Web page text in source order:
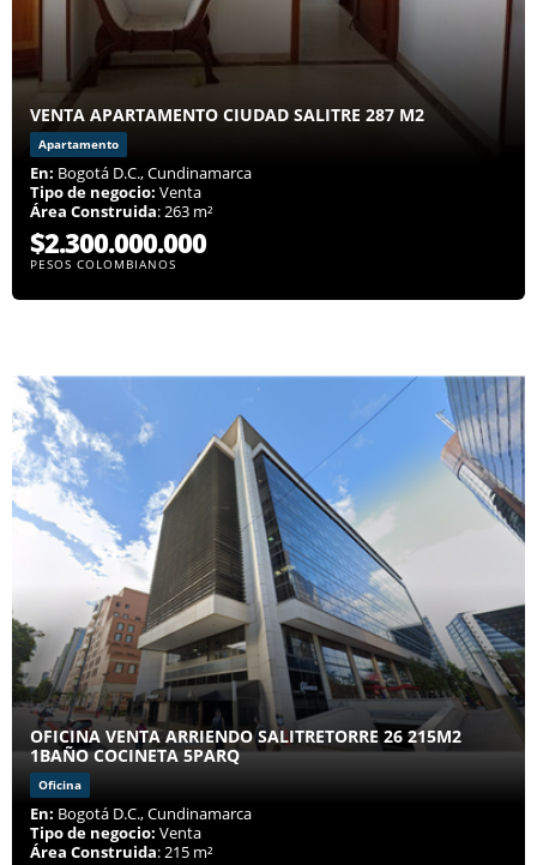
VENTA APARTAMENTO CIUDAD SALITRE 287 M2
Apartamento
En: Bogotá D.C., Cundinamarca
Tipo de negocio: Venta
Área Construida: 263 m²
$2.300.000.000
PESOS COLOMBIANOS
OFICINA VENTA ARRIENDO SALITRETORRE 26 215M2
1BAÑO COCINETA 5PARQ
Oficina
En: Bogotá D.C., Cundinamarca
Tipo de negocio: Venta
Área Construida: 215 m²